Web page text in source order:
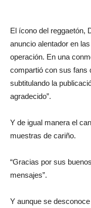
El ícono del reggaetón,
anuncio alentador en
operación. En una
compartió con sus fans
subtitulando la
agradecido”.
Y de igual manera el
muestras de cariño.
“Gracias por sus
mensajes”.
Y aunque se